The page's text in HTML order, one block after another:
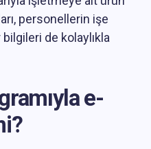
personellerin işe
bilgileri de kolaylıkla
e-